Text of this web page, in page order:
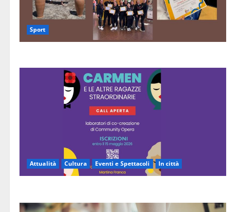
Sport
Attualità Cultura Eventi e Spettacoli In città